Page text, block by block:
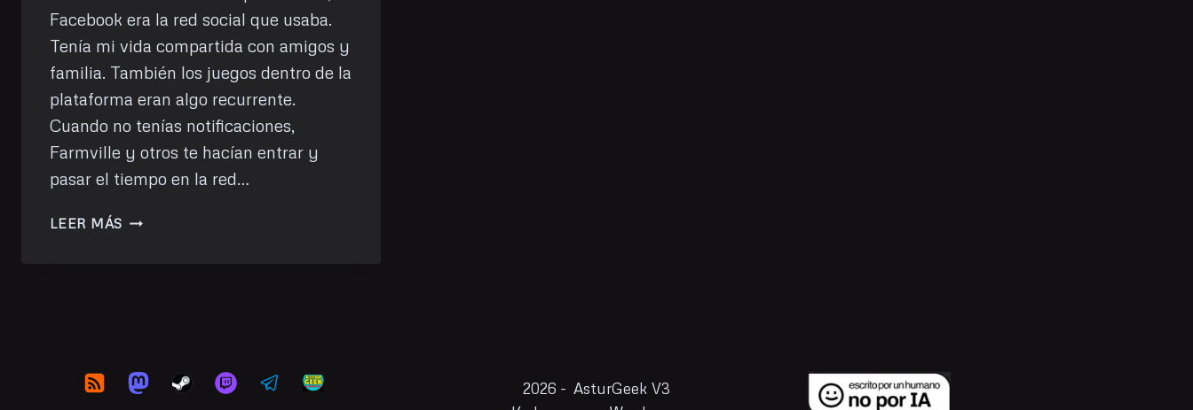
Facebook era la red social que usaba.
Tenía mi vida compartida con amigos y
familia. También los juegos dentro de la
plataforma eran algo recurrente.
Cuando no tenías notificaciones,
Farmville y otros te hacían entrar y
pasar el tiempo en la red…
LEER MÁS ADIÓS
2026 - AsturGeek V3